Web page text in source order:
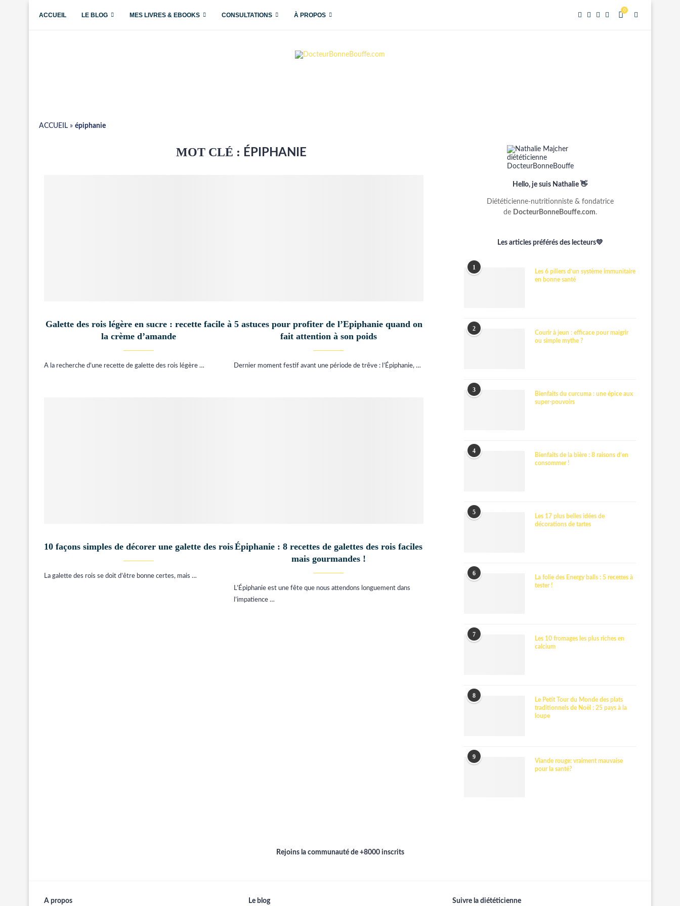
ACCUEIL LE BLOG MES LIVRES & EBOOKS CONSULTATIONS À PROPOS
0
ACCUEIL » épiphanie
MOT CLÉ : ÉPIPHANIE
Galette des rois légère en sucre : recette facile à
la crème d’amande
A la recherche d’une recette de galette des rois légère …
5 astuces pour profiter de l’Epiphanie quand on
fait attention à son poids
Dernier moment festif avant une période de trêve : l’Épiphanie, …
10 façons simples de décorer une galette des rois
La galette des rois se doit d’être bonne certes, mais …
Épiphanie : 8 recettes de galettes des rois faciles
mais gourmandes !
L’Épiphanie est une fête que nous attendons longuement dans
l’impatience …
Hello, je suis Nathalie 👋
Diététicienne-nutritionniste & fondatrice
de DocteurBonneBouffe.com.
Les articles préférés des lecteurs💛
1
Les 6 piliers d’un système immunitaire
en bonne santé
2
Courir à jeun : efficace pour maigrir
ou simple mythe ?
3
Bienfaits du curcuma : une épice aux
super-pouvoirs
4
Bienfaits de la bière : 8 raisons d’en
consommer !
5
Les 17 plus belles idées de
décorations de tartes
6
La folie des Energy balls : 5 recettes à
tester !
7
Les 10 fromages les plus riches en
calcium
8
Le Petit Tour du Monde des plats
traditionnels de Noël : 25 pays à la
loupe
9
Viande rouge: vraiment mauvaise
pour la santé?
Rejoins la communauté de +8000 inscrits
A propos Le blog Suivre la diététicienne